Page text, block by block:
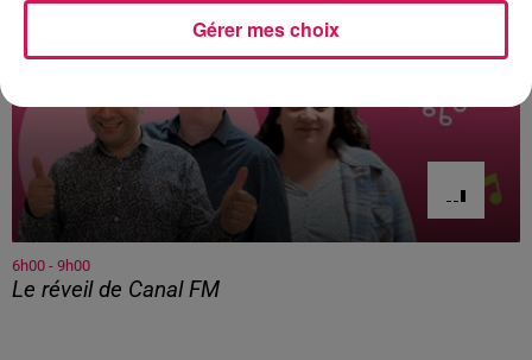
6h00 - 9h00
Le réveil de Canal FM
Gérer mes choix